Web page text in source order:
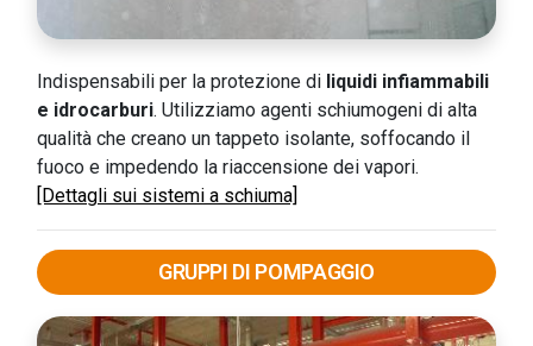
Indispensabili per la protezione di liquidi infiammabili
e idrocarburi. Utilizziamo agenti schiumogeni di alta
qualità che creano un tappeto isolante, soffocando il
fuoco e impedendo la riaccensione dei vapori.
[Dettagli sui sistemi a schiuma]
GRUPPI DI POMPAGGIO